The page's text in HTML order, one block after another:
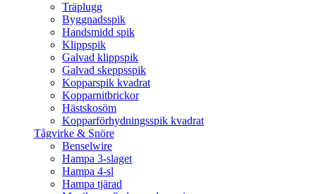
Träplugg
Byggnadsspik
Handsmidd spik
Klippspik
Galvad klippspik
Galvad skeppsspik
Kopparspik kvadrat
Kopparnitbrickor
Hästskosöm
Kopparförhydningsspik kvadrat
Tågvirke & Snöre
Benselwire
Hampa 3-slaget
Hampa 4-sl
Hampa tjärad